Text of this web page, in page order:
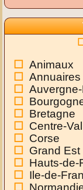
Animaux
Bretagne
Centre-
Corse
Grand Est
Hauts-de-
Ile-de-